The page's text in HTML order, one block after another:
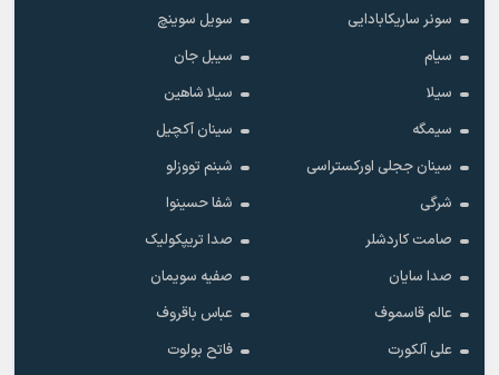
سونر ساریکابادایی
سویل سوینچ
سیام
سیبل جان
سیلا
سیلا شاهین
سیمگه
سینان آکچیل
سینان ججلی اورکستراسی
شبنم تووزلو
شرگی
شفا حسینوا
صامت کاردشلر
صدا تریپکولیک
صدا سایان
صفیه سویمان
عالم قاسموف
عباس باقروف
علی آلکورت
فاتح بولوت